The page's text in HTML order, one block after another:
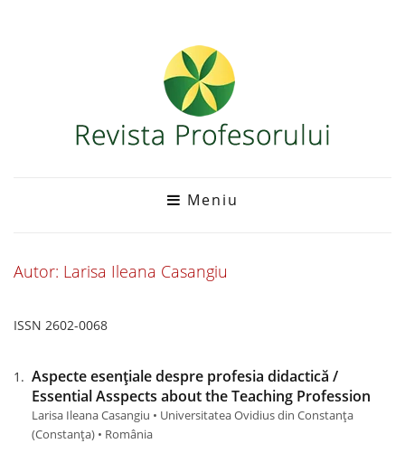
Meniu
Autor: Larisa Ileana Casangiu
ISSN 2602-0068
Aspecte esențiale despre profesia didactică /
Essential Asspects about the Teaching Profession
Larisa Ileana Casangiu • Universitatea Ovidius din Constanța
(Constanţa) • România